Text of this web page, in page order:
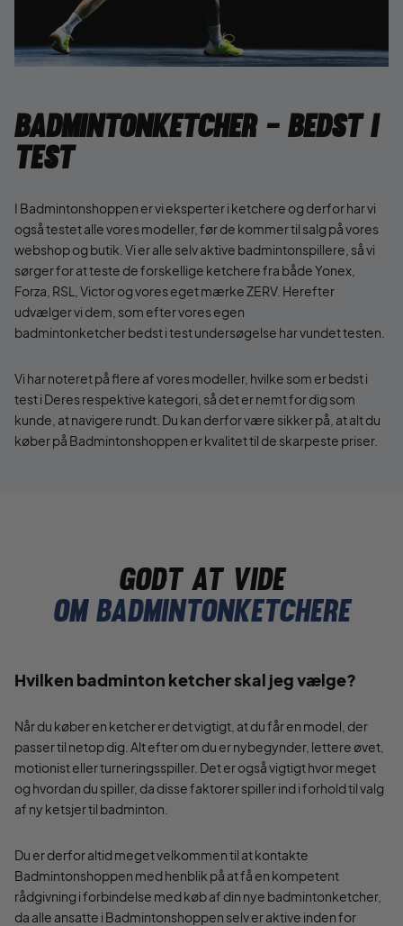
Badmintonketcher - Bedst i
test
I Badmintonshoppen er vi eksperter i ketchere og derfor har vi
også testet alle vores modeller, før de kommer til salg på vores
webshop og butik. Vi er alle selv aktive badmintonspillere, så vi
sørger for at teste de forskellige ketchere fra både Yonex,
Forza, RSL, Victor og vores eget mærke ZERV. Herefter
udvælger vi dem, som efter vores egen
badmintonketcher bedst i test undersøgelse har vundet testen.
Vi har noteret på flere af vores modeller, hvilke som er bedst i
test i Deres respektive kategori, så det er nemt for dig som
kunde, at navigere rundt. Du kan derfor være sikker på, at alt du
køber på Badmintonshoppen er kvalitet til de skarpeste priser.
Godt at vide
Om badmintonketchere
Hvilken badminton ketcher skal jeg vælge?
Når du køber en ketcher er det vigtigt, at du får en model, der
passer til netop dig. Alt efter om du er nybegynder, lettere øvet,
motionist eller turneringsspiller. Det er også vigtigt hvor meget
og hvordan du spiller, da disse faktorer spiller ind i forhold til valg
af ny ketsjer til badminton.
Du er derfor altid meget velkommen til at kontakte
Badmintonshoppen med henblik på at få en kompetent
rådgivning i forbindelse med køb af din nye badmintonketcher,
da alle ansatte i Badmintonshoppen selv er aktive inden for